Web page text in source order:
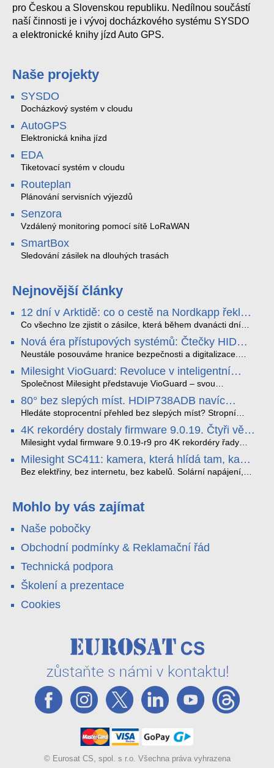
pro Českou a Slovenskou republiku. Nedílnou součástí
naší činnosti je i vývoj docházkového systému SYSDO
a elektronické knihy jízd Auto GPS.
Naše projekty
SYSDO
Docházkový systém v cloudu
AutoGPS
Elektronická kniha jízd
EDA
Tiketovací systém v cloudu
Routeplan
Plánování servisních výjezdů
Senzora
Vzdálený monitoring pomocí sítě LoRaWAN
SmartBox
Sledování zásilek na dlouhých trasách
Nejnovější články
12 dní v Arktidě: co o cestě na Nordkapp řekla
data ze SMARTBOX 2 MAX
Co všechno lze zjistit o zásilce, která během dvanácti dní
projede Arktidou? SMARTBOX 2 MAX jsme vzali na trasu z
Tromsø přes Lofoty, Kirunu a finské Laponsko až na
Nordkapp. Bez jediného dobití, v mrazu až −13 °C a mimo
otřesy i náklon. Výsledkem není jen čára na mapě, ale
podrobný datový příběh celé cesty.
Nová éra přístupových systémů: Čtečky HID
Signo
Neustále posouváme hranice bezpečnosti a digitalizace.
v oblasti kontroly přístupu – moderní a vysoce univerzální
čtečky HID Signo.
Milesight VioGuard: Revoluce v inteligentní
detekci dopravních přestupků
Společnost Milesight představuje VioGuard – svou
dopravních přestupků. Tento systém, poháněný
sofistikovanými algoritmy umělé inteligence (AI), je navržen
tak, aby poskytoval komplexní nástroje pro vymáhání
dopravních předpisů, zvyšoval bezpečnost na silnicích a
optimalizoval plynulost dopravy v moderních městech.
80° bez slepých míst. HDIP738ADB navíc
streamuje na YouTube – bez PC.
Hledáte stoprocentní přehled bez slepých míst? Stropní
panoramatická kamera HDIP738ADB skládá obraz ze dvou
4MP senzorů SONY do jednoho čistého 180° záběru bez
zkreslení. K tomu přidává AI detekci osob a vozidel,
YouTube – bez běžícího počítače.
4K rekordéry dostaly firmware 9.0.19. Čtyři věci,
které musíte vědět.
Milesight vydal firmware 9.0.19-r9 pro 4K rekordéry řady
které vám zjednoduší práci – a jedna z nich vám ušetří
spoustu zbytečných výjezdů k zákazníkům.
Milesight SC411: kamera, která hlídá tam, kam
kabel nedosáhne
Bez elektřiny, bez internetu, bez kabelů. Solární napájení,
váš telefon. Podívejte se na video.
Mohlo by vás zajímat
Naše pobočky
Obchodní podmínky & Reklamační řád
Technická podpora
Školení a prezentace
Cookies
© Eurosat CS, spol. s r.o. Všechna práva vyhrazena